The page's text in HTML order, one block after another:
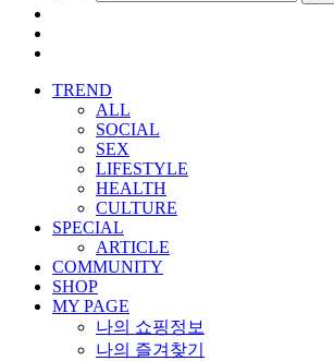
TREND
ALL
SOCIAL
SEX
LIFESTYLE
HEALTH
CULTURE
SPECIAL
ARTICLE
COMMUNITY
SHOP
MY PAGE
나의 쇼핑정보
나의 즐겨찾기